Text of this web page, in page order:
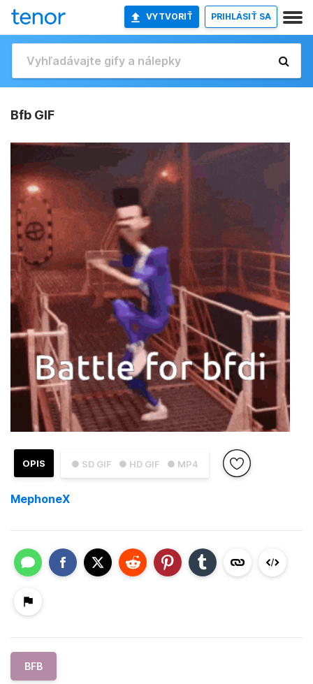
VYTVORIŤ PRIHLÁSIŤ SA
Bfb GIF
● SD GIF ● HD GIF ● MP4
OPIS
MephoneX
BFB